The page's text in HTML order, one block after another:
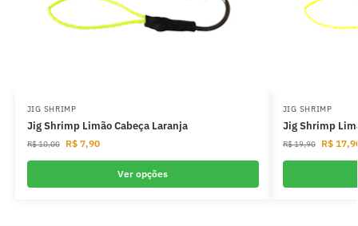
JIG SHRIMP
Jig Shrimp Limão Cabeça Laranja
R$10,00 R$7,90
Ver opções
JIG SHRIMP
Jig Shrimp
R$19,90 R$